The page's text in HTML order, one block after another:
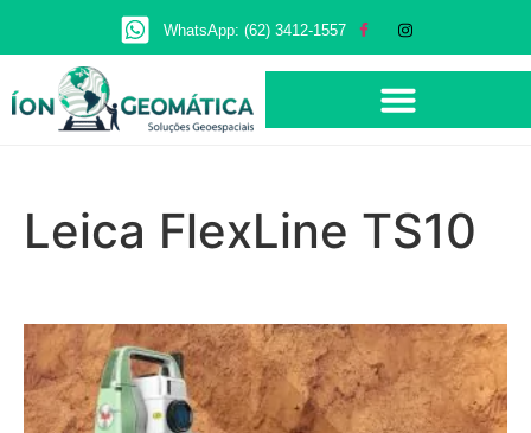
WhatsApp: (62) 3412-1557
Leica FlexLine TS10